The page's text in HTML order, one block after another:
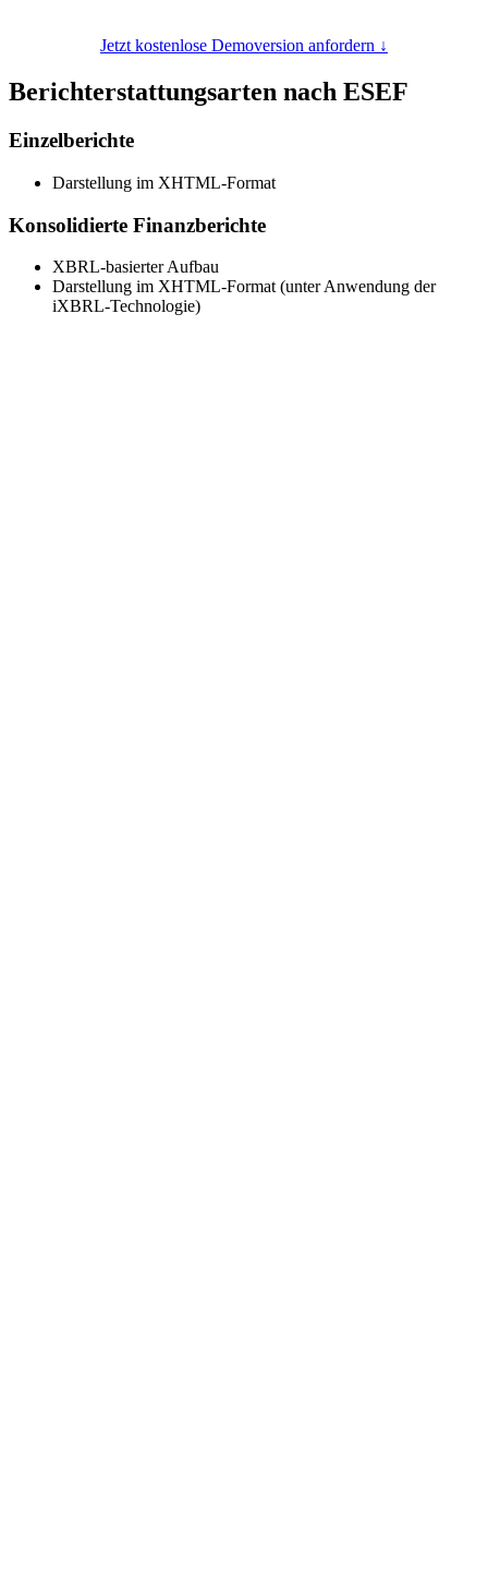
Jetzt kostenlose Demoversion anfordern ↓
Berichterstattungsarten nach ESEF
Einzelberichte
Darstellung im XHTML-Format
Konsolidierte Finanzberichte
XBRL-basierter Aufbau
Darstellung im XHTML-Format (unter Anwendung der
iXBRL-Technologie)